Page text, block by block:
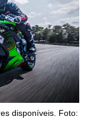
disponíveis. Foto: